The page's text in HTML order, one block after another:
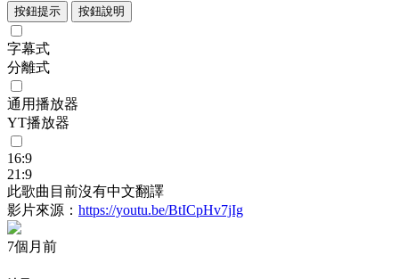
按鈕提示 按鈕說明
字幕式
分離式
通用播放器
YT播放器
16:9
21:9
此歌曲目前沒有中文翻譯
影片來源： https://youtu.be/BtICpHv7jIg
7個月前